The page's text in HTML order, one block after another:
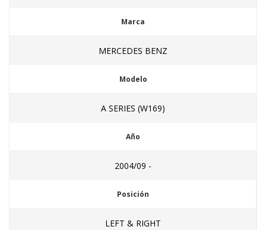
Marca
MERCEDES BENZ
Modelo
A SERIES (W169)
Año
2004/09 -
Posición
LEFT & RIGHT